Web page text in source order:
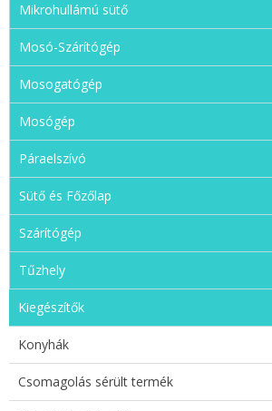
Mikrohullámú sütő
Mosó-Szárítógép
Mosogatógép
Mosógép
Páraelszívó
Sütő és Főzőlap
Szárítógép
Tűzhely
Kiegészítők
Konyhák
Csomagolás sérült termék